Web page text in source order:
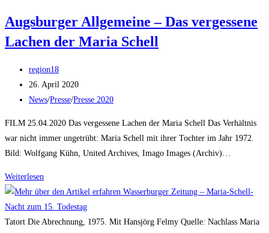
Augsburger Allgemeine – Das vergessene
Lachen der Maria Schell
Beitrags-
Autor:
region18
Beitrag
veröffentlicht:
26. April 2020
Beitrags-
News/Presse/Presse 2020
FILM 25.04.2020 Das vergessene Lachen der Maria Schell Das Verhältnis
war nicht immer ungetrübt: Maria Schell mit ihrer Tochter im Jahr 1972.
Bild: Wolfgang Kühn, United Archives, Imago Images (Archiv)…
Weiterlesen
Allgemeine
–
Das
Tatort Die Abrechnung, 1975. Mit Hansjörg Felmy Quelle: Nachlass Maria